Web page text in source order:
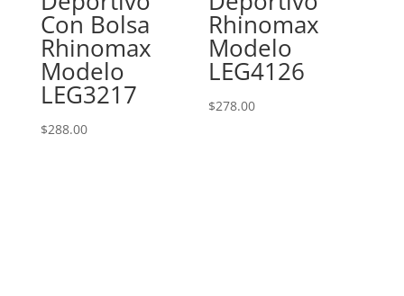
Con Bolsa
Rhinomax
Modelo
LEG3217
$288.00
Rhinomax
Modelo
LEG4126
$278.00